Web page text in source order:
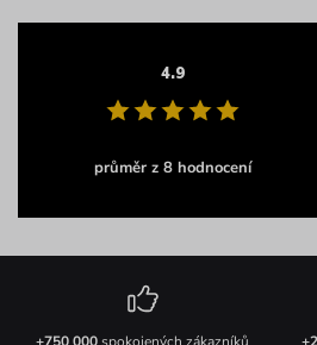
4.9
průměr z 8 hodnocení